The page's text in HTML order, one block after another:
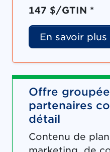
147 $/GTIN *
En savoir plus
Offre
partenaires
détail
Contenu de